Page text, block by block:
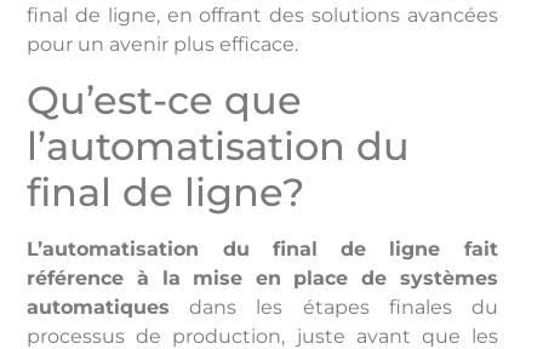
final de ligne, en offrant des solutions avancées
pour un avenir plus efficace.
Qu’est-ce que
l’automatisation du
final de ligne?
L’automatisation du final de ligne fait
référence à la mise en place de systèmes
automatiques dans les étapes finales du
processus de production, juste avant que les